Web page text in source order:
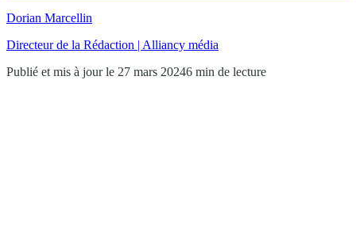
Dorian Marcellin
Directeur de la Rédaction | Alliancy média
Publié et mis à jour le 27 mars 20246 min de lecture